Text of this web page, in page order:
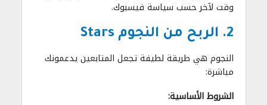
وقت لآخر حسب سياسة فيسبوك.
2. الربح من النجوم Stars
النجوم هي طريقة لطيفة تجعل المتابعين يدعمونك
مباشرة:
الشروط الأساسية: